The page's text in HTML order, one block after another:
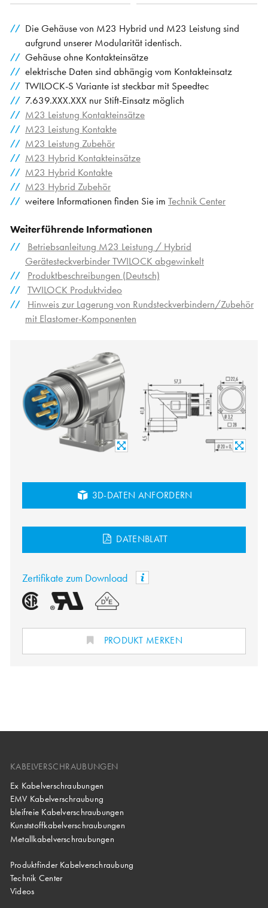
Die Gehäuse von M23 Hybrid und M23 Leistung sind
aufgrund unserer Modularität identisch.
Gehäuse ohne Kontakteinsätze
elektrische Daten sind abhängig vom Kontakteinsatz
TWILOCK-S Variante ist steckbar mit Speedtec
7.639.XXX.XXX nur Stift-Einsatz möglich
M23 Leistung Kontakteinsätze
M23 Leistung Kontakte
M23 Leistung Zubehör
M23 Hybrid Kontakteinsätze
M23 Hybrid Kontakte
M23 Hybrid Zubehör
weitere Informationen finden Sie im Technik Center
Weiterführende Informationen
Betriebsanleitung M23 Leistung / Hybrid
Gerätesteckverbinder TWILOCK abgewinkelt
Produktbeschreibungen (Deutsch)
TWILOCK Produktvideo
Hinweis zur Lagerung von Rundsteckverbindern/Zubehör
mit Elastomer-Komponenten
3D-DATEN ANFORDERN
DATENBLATT
Zertifikate zum Download
PRODUKT MERKEN
KABELVERSCHRAUBUNGEN
Ex Kabelverschraubungen
EMV Kabelverschraubung
bleifreie Kabelverschraubungen
Kunststoffkabelverschraubungen
Metallkabelverschraubungen
Produktfinder Kabelverschraubung
Technik Center
Videos